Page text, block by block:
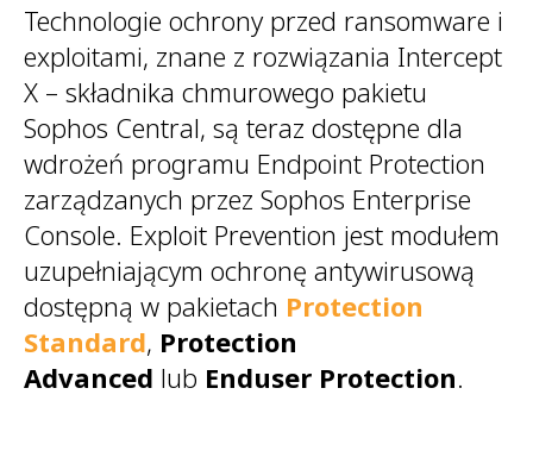
Technologie ochrony przed ransomware i
exploitami, znane z rozwiązania Intercept
X – składnika chmurowego pakietu
Sophos Central, są teraz dostępne dla
wdrożeń programu Endpoint Protection
zarządzanych przez Sophos Enterprise
Console. Exploit Prevention jest modułem
uzupełniającym ochronę antywirusową
dostępną w pakietach Protection
Standard, Protection
Advanced lub Enduser Protection.